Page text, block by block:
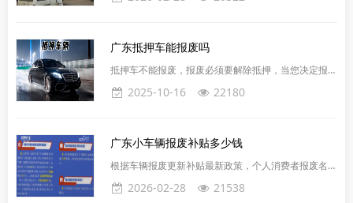
繁华的城市中，了解车辆报废的相关流程和注意事项，
废车辆。广东车辆报废平台电话：4008-565-122广东
车辆报废回收平台代办车辆报废服务是近年来逐渐兴起
的一项帮助车主解决报废车处理难题的服务，通过此项
服务，
广东抵押车能报废吗
抵押车不能报废，报废必须要解除抵押，当您决定报废
抵押车时，首先需要将车辆解除抵押，才能申请注销登
记。有些车主在报废车辆的时候，发现自己名下的车还
结清抵押状态未解除，这时候就要到车管所去办理解押
业务。1. 私家车办理解押业务需要提供：车主身份
证、机动车登记证（大绿本）、抵押权人的身份证明
（通常分期贷款的
2025-10-16 22180
广东小车辆报废补贴多少钱
根据车辆报废更新补贴最新政策，个人消费者报废名下
国三及以下排放标准的老旧燃油类型乘用车或在2018
年4月30日前在车管所完成注册登记的新能源汽车并购
2026-02-28 21538